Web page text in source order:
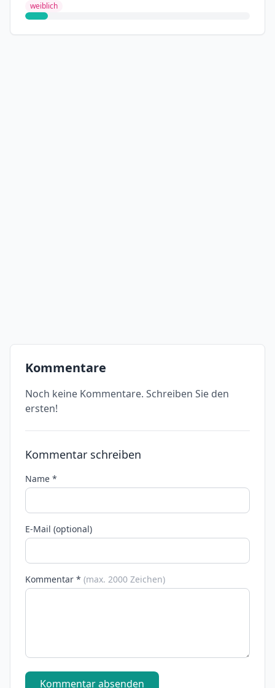
weiblich
Kommentare
Noch keine Kommentare. Schreiben Sie den
ersten!
Kommentar schreiben
Name *
E-Mail (optional)
Kommentar * (max. 2000 Zeichen)
Kommentar absenden